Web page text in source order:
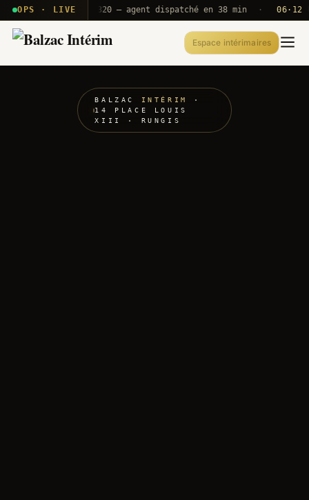
OPS · LIVE
T2E · B71 Push A320 — agent dispatché en 38 min · 06·12 UTC
Espace intérimaires
BALZAC INTÉRIM
·
14 PLACE LOUIS
XIII · RUNGIS